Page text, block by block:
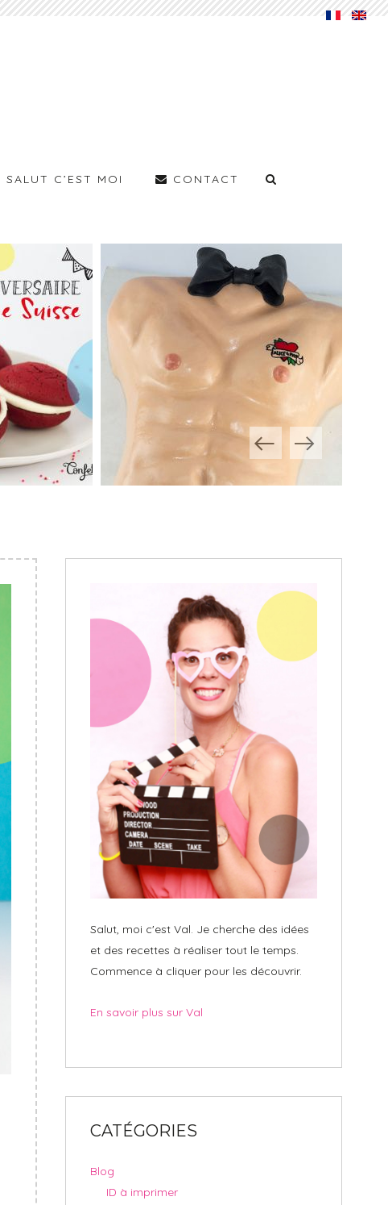
SALUT C’EST MOI CONTACT
–
GÂTEAU TORSE
D’HOMME
Salut, moi c'est Val. Je cherche des idées
et des recettes à réaliser tout le temps.
Commence à cliquer pour les découvrir.
En savoir plus sur Val
CATÉGORIES
Blog
ID à imprimer